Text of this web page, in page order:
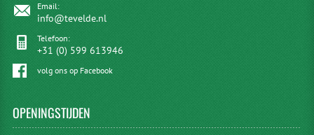
Email:
info@tevelde.nl
Telefoon:
+31 (0) 599 613946
volg ons op Facebook
OPENINGSTIJDEN